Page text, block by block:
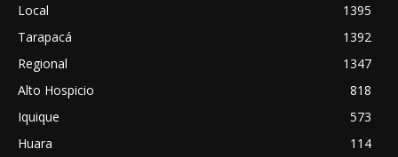
Local
1395
Tarapacá
1392
Regional
1347
Alto Hospicio
818
Iquique
573
Huara
114